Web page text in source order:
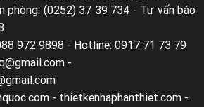
phòng: (0252) 37 39 734 - Tư vấn báo
972 9898 - Hotline: 0917 71 73 79
-
- thietkenhaphanthiet.com -